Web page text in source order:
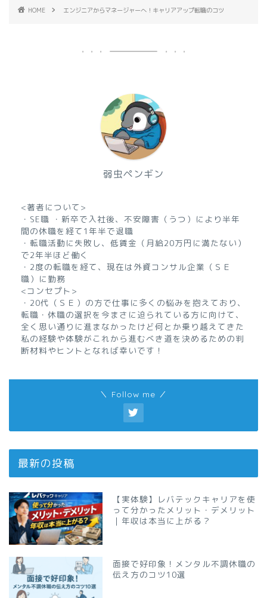
HOME エンジニアからマネージャーへ！キャリアアップ転職のコツ
弱虫ペンギン
<著者について>
・SE職 ・新卒で入社後、不安障害（うつ）により半年
間の休職を経て1年半で退職
・転職活動に失敗し、低賃金（月給20万円に満たない）
で2年半ほど働く
・2度の転職を経て、現在は外資コンサル企業（ＳＥ
職）に勤務
<コンセプト>
・20代（ＳＥ）の方で仕事に多くの悩みを抱えており、
転職・休職の選択を今まさに迫られている方に向けて、
全く思い通りに進まなかったけど何とか乗り越えてきた
私の経験や体験がこれから進むべき道を決めるための判
断材料やヒントとなれば幸いです！
＼ Follow me ／
最新の投稿
【実体験】レバテックキャリアを使
って分かったメリット・デメリット
｜年収は本当に上がる？
面接で好印象！メンタル不調休職の
伝え方のコツ10選